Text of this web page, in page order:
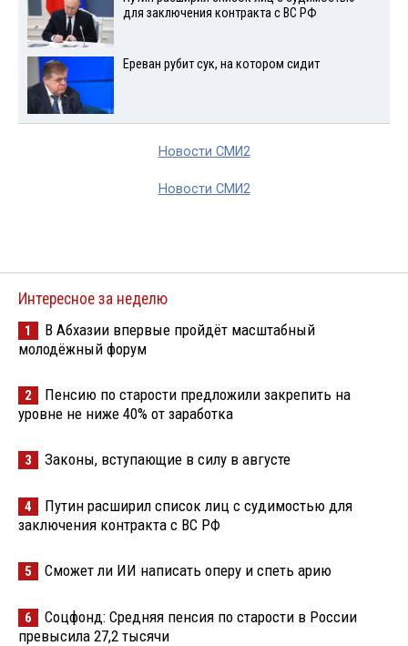
для заключения контракта с ВС РФ
Ереван рубит сук, на котором сидит
Новости СМИ2
Новости СМИ2
Интересное за неделю
1
В Абхазии впервые пройдёт масштабный
молодёжный форум
2
Пенсию по старости предложили закрепить на
уровне не ниже 40% от заработка
3 Законы, вступающие в силу в августе
4
Путин расширил список лиц с судимостью для
заключения контракта с ВС РФ
5 Сможет ли ИИ написать оперу и спеть арию
6
Соцфонд: Средняя пенсия по старости в России
превысила 27,2 тысячи